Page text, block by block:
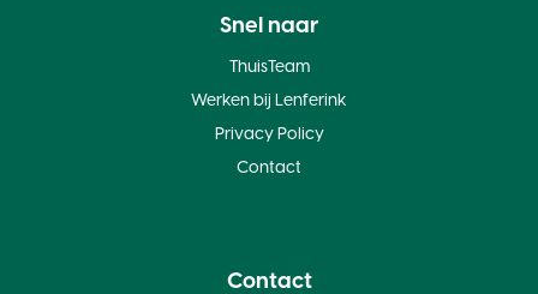
Snel naar
ThuisTeam
Werken bij Lenferink
Privacy Policy
Contact
Contact